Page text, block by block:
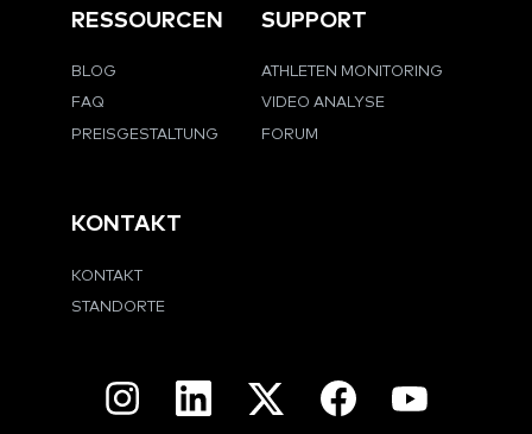
RESSOURCEN
BLOG
FAQ
PREISGESTALTUNG
SUPPORT
ATHLETEN MONITORING
VIDEO ANALYSE
FORUM
KONTAKT
KONTAKT
STANDORTE